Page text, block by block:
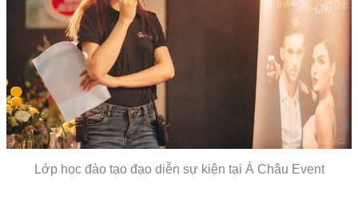
Lớp học đào tạo đạo diễn sự kiện tại Á Châu Event